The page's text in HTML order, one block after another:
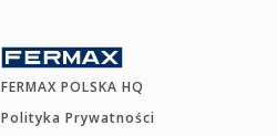
FERMAX POLSKA HQ
Polityka Prywatności